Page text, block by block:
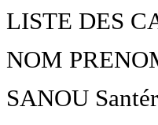
LISTE DES
NOM
SANOU